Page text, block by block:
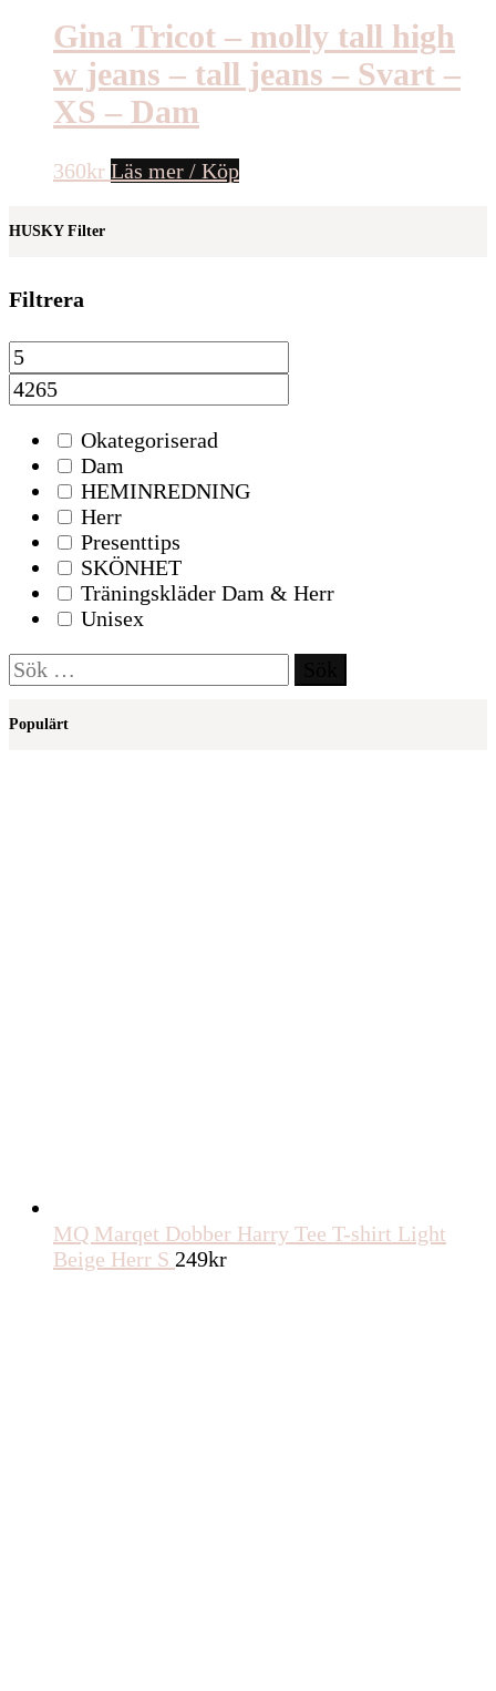
Gina Tricot – molly tall high
w jeans – tall jeans – Svart –
XS – Dam
360kr Läs mer / Köp
HUSKY Filter
Filtrera
Okategoriserad
Dam
HEMINREDNING
Herr
Presenttips
SKÖNHET
Träningskläder Dam & Herr
Unisex
Sök
efter:
Populärt
MQ Marqet Dobber Harry Tee T-shirt Light
Beige Herr S 249kr